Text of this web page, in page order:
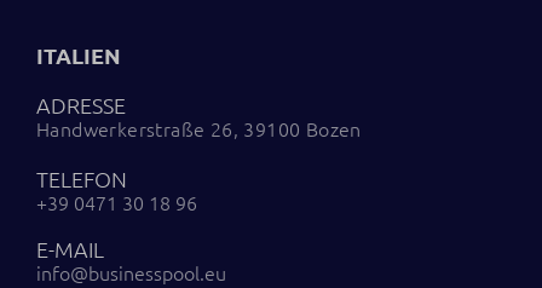
ITALIEN
ADRESSE
Handwerkerstraße 26, 39100 Bozen
TELEFON
+39 0471 30 18 96
E-MAIL
info@businesspool.eu